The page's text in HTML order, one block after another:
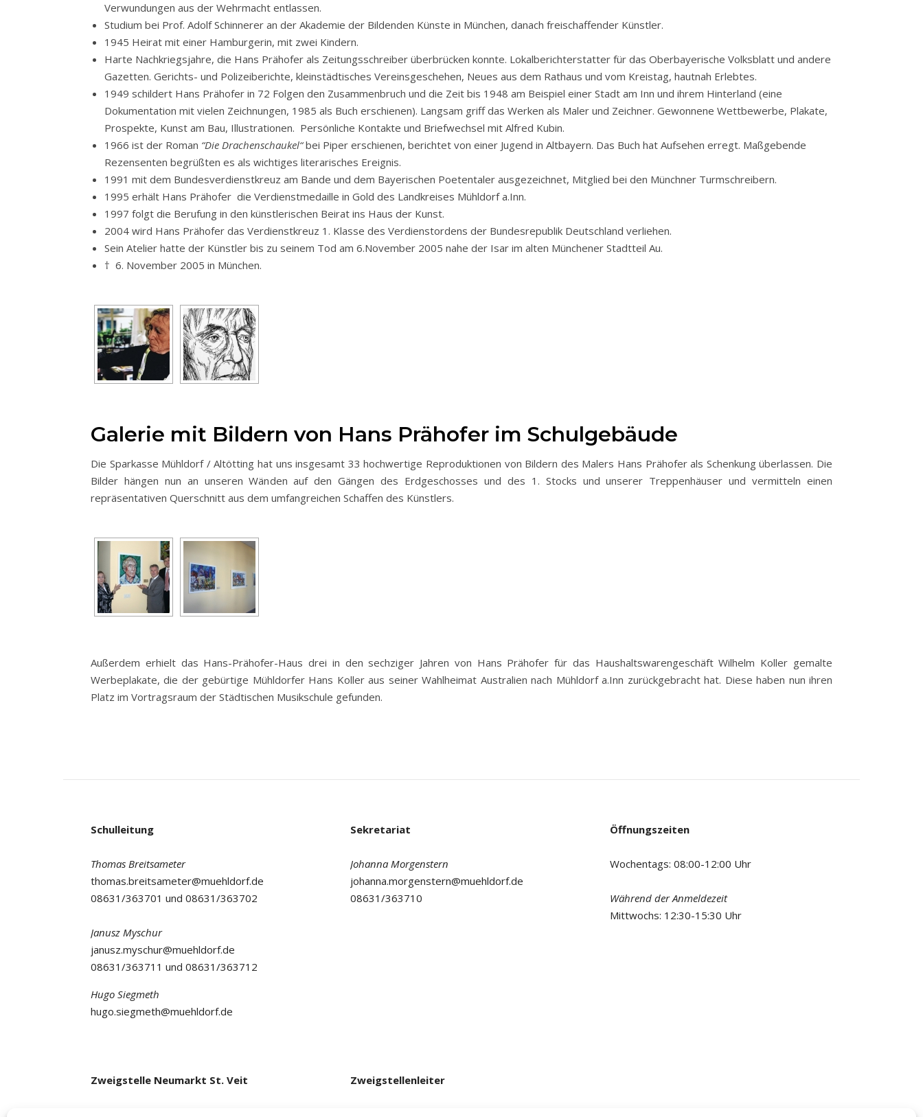
Verwundungen aus der Wehrmacht entlassen.
Studium bei Prof. Adolf Schinnerer an der Akademie der Bildenden Künste in München, danach freischaffender Künstler.
1945 Heirat mit einer Hamburgerin, mit zwei Kindern.
Harte Nachkriegsjahre, die Hans Prähofer als Zeitungsschreiber überbrücken konnte. Lokalberichterstatter für das Oberbayerische Volksblatt und andere
Gazetten. Gerichts- und Polizeiberichte, kleinstädtisches Vereinsgeschehen, Neues aus dem Rathaus und vom Kreistag, hautnah Erlebtes.
1949 schildert Hans Prähofer in 72 Folgen den Zusammenbruch und die Zeit bis 1948 am Beispiel einer Stadt am Inn und ihrem Hinterland (eine
Dokumentation mit vielen Zeichnungen, 1985 als Buch erschienen). Langsam griff das Werken als Maler und Zeichner. Gewonnene Wettbewerbe, Plakate,
Prospekte, Kunst am Bau, Illustrationen. Persönliche Kontakte und Briefwechsel mit Alfred Kubin.
1966 ist der Roman “Die Drachenschaukel“bei Piper erschienen, berichtet von einer Jugend in Altbayern. Das Buch hat Aufsehen erregt. Maßgebende
Rezensenten begrüßten es als wichtiges literarisches Ereignis.
1991 mit dem Bundesverdienstkreuz am Bande und dem Bayerischen Poetentaler ausgezeichnet, Mitglied bei den Münchner Turmschreibern.
1995 erhält Hans Prähofer die Verdienstmedaille in Gold des Landkreises Mühldorf a.Inn.
1997 folgt die Berufung in den künstlerischen Beirat ins Haus der Kunst.
2004 wird Hans Prähofer das Verdienstkreuz 1. Klasse des Verdienstordens der Bundesrepublik Deutschland verliehen.
Sein Atelier hatte der Künstler bis zu seinem Tod am 6.November 2005 nahe der Isar im alten Münchener Stadtteil Au.
† 6. November 2005 in München.
Galerie mit Bildern von Hans Prähofer im Schulgebäude
Die Sparkasse Mühldorf / Altötting hat uns insgesamt 33 hochwertige Reproduktionen von Bildern des Malers Hans Prähofer als Schenkung überlassen. Die
Bilder hängen nun an unseren Wänden auf den Gängen des Erdgeschosses und des 1. Stocks und unserer Treppenhäuser und vermitteln einen
repräsentativen Querschnitt aus dem umfangreichen Schaffen des Künstlers.
Außerdem erhielt das Hans-Prähofer-Haus drei in den sechziger Jahren von Hans Prähofer für das Haushaltswarengeschäft Wilhelm Koller gemalte
Werbeplakate, die der gebürtige Mühldorfer Hans Koller aus seiner Wahlheimat Australien nach Mühldorf a.Inn zurückgebracht hat. Diese haben nun ihren
Platz im Vortragsraum der Städtischen Musikschule gefunden.
Schulleitung
Thomas Breitsameter
thomas.breitsameter@muehldorf.de
08631/363701 und 08631/363702
Janusz Myschur
janusz.myschur@muehldorf.de
08631/363711 und 08631/363712
Hugo Siegmeth
hugo.siegmeth@muehldorf.de
Sekretariat
Johanna Morgenstern
johanna.morgenstern@muehldorf.de
08631/363710
Öffnungszeiten
Wochentags: 08:00-12:00 Uhr
Während der Anmeldezeit
Mittwochs: 12:30-15:30 Uhr
Zweigstelle Neumarkt St. Veit Zweigstellenleiter